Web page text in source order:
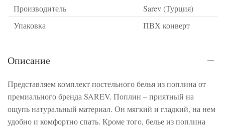
Производитель
Sarev (Турция)
Упаковка
ПВХ конверт
Описание
Представляем комплект постельного белья из поплина от
премиального бренда SAREV. Поплин – приятный на
ощупь натуральный материал. Он мягкий и гладкий, на нем
удобно и комфортно спать. Кроме того, белье из поплина